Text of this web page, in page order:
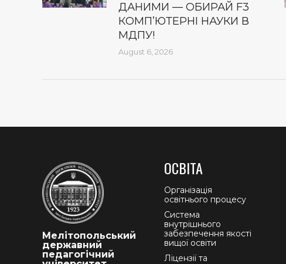
ДАНИМИ — ОБИРАЙ F3
КОМП’ЮТЕРНІ НАУКИ В
МДПУ!
August 6, 2026
Мелітопольський
державний
педагогічний
ОСВІТА
Організація
освітнього процесу
Система
внутрішнього
забезпечення якості
вищої освіти
Ліцензії та